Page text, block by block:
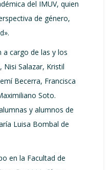
del IMUV, quien
de género,
a cargo de las y los
Salazar, Kristil
Becerra, Francisca
Soto.
y alumnos de
Luisa Bombal de
en la Facultad de